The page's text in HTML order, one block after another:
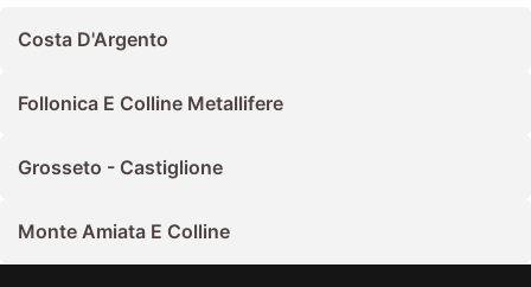
Costa D'Argento
Follonica E Colline Metallifere
Grosseto - Castiglione
Monte Amiata E Colline